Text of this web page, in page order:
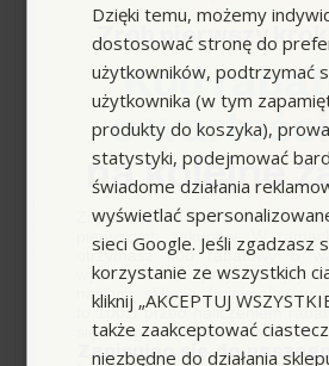
BD 30/4 C
(280mm,
Pojemność zbiornika czystej
Szerokość robocza [mm]:
Wydajność teoretyczna [m3/h]:
11 499,00 zł -2 277,00 zł
13 776,00 zł Sugerowana cena
Dzięki temu, możemy
dostosować stronę do
użytkowników, podtrzymać
użytkownika (w tym
produkty do koszyka),
statystyki, podejmować
świadome działania
wyświetlać
sieci Google. Jeśli zgadzasz
korzystanie ze wszystkich
kliknij „AKCEPTUJ
także zaakceptować
niezbędne do działania
Zrób pierwszy krok
Kod
o wartości
na kolejne
Zapisz się do newslettera,
pierwszych zakupów. W
otrzymasz kod rabatowy o
wykorzystania przy
naszym sklepie (minimalna
to 100zł przed naliczeniem
się z innymi kodami rabatowymi.
Zapisując się do